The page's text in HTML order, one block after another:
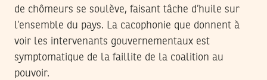
de chômeurs se soulève, faisant tâche d’huile sur
l’ensemble du pays. La cacophonie que donnent à
voir les intervenants gouvernementaux est
symptomatique de la faillite de la coalition au
pouvoir.